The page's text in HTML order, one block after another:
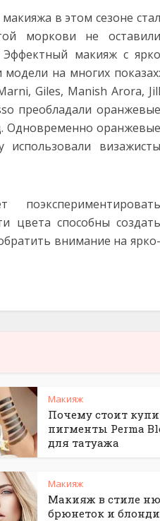
в этом сезоне стал
моркови не оставили
макияж с ярко
на многих показах:
Giles, Manish Arora, Jill
преобладали оранжевые
Одновременно оранжевые
визажисты
цвета способны создать
внимание на ярко-
Макияж
Почему стоит
пигменты Perma
для татуажа
Макияж
Макияж в стиле
брюнеток и